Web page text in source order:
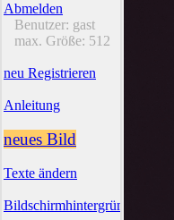
Abmelden
Benutzer: gast
max. Größe: 512
neu Registrieren
Anleitung
neues Bild
Texte ändern
Bildschirmhintergründe